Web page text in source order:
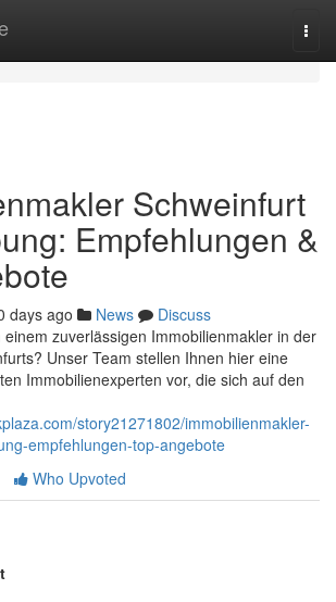
Schweinfurt
Empfehlungen &
days ago News
Discuss
zuverlässigen Immobilienmakler in der
Unser Team stellen Ihnen hier eine
Immobilienexperten vor, die sich auf den
story21271802/immobilienmakler-
empfehlungen-top-angebote
Who Upvoted